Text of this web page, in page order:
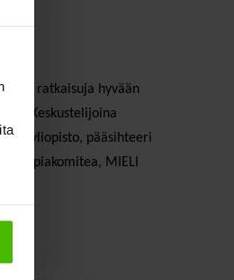
ratkaisuja hyvään
Keskustelijoina
yliopisto, pääsihteeri
MIELI